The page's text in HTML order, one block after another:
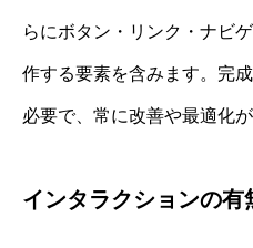
らにボタン・リンク・ナビ
作する要素を含みます。完
必要で、常に改善や最適化が
インタラクションの有